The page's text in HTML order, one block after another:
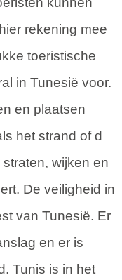
rekening mee
toeristische
in Tunesië voor.
en plaatsen
het strand of d
wijken en
De veiligheid in
van Tunesië. Er
en er is
Tunis is in het